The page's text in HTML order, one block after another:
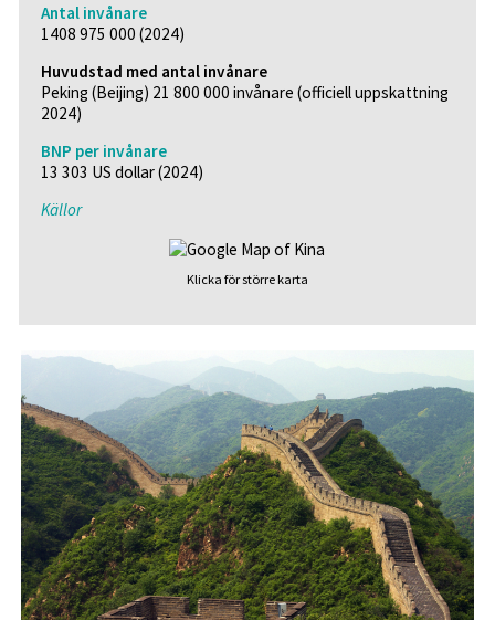
Antal invånare
1408 975 000 (2024)
Huvudstad med antal invånare
Peking (Beijing) 21 800 000 invånare (officiell uppskattning
2024)
BNP per invånare
13 303 US dollar (2024)
Källor
Klicka för större karta